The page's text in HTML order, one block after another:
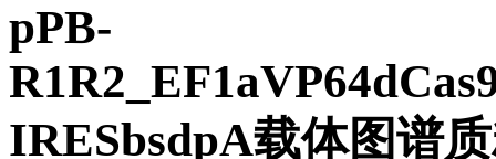
pPB-
IRESbsdpA载体图谱